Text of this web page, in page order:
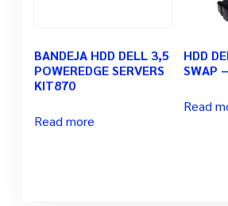
BANDEJA HDD DELL 3,5
POWEREDGE SERVERS
KIT870
Read more
HDD
SWAP
Read